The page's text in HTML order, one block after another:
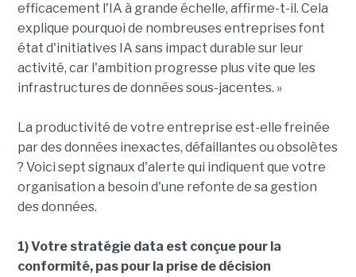
efficacement l'IA à grande échelle, affirme-t-il. Cela
explique pourquoi de nombreuses entreprises font
état d'initiatives IA sans impact durable sur leur
activité, car l'ambition progresse plus vite que les
infrastructures de données sous-jacentes. »
La productivité de votre entreprise est-elle freinée
par des données inexactes, défaillantes ou obsolètes
? Voici sept signaux d'alerte qui indiquent que votre
organisation a besoin d'une refonte de sa gestion
des données.
1) Votre stratégie data est conçue pour la
conformité, pas pour la prise de décision